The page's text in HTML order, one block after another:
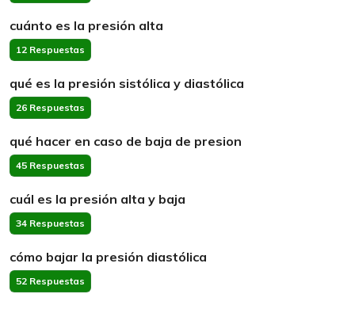
cuánto es la presión alta
12 Respuestas
qué es la presión sistólica y diastólica
26 Respuestas
qué hacer en caso de baja de presion
45 Respuestas
cuál es la presión alta y baja
34 Respuestas
cómo bajar la presión diastólica
52 Respuestas